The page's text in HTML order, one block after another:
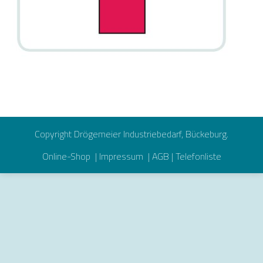
Copyright Drögemeier Industriebedarf, Bückeburg.
Online-Shop | Impressum | AGB | Telefonliste